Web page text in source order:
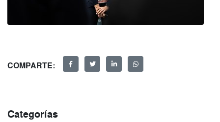
COMPARTE:
Categorías